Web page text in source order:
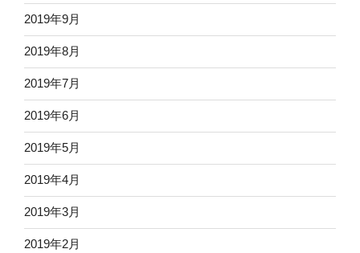
2019年9月
2019年8月
2019年7月
2019年6月
2019年5月
2019年4月
2019年3月
2019年2月